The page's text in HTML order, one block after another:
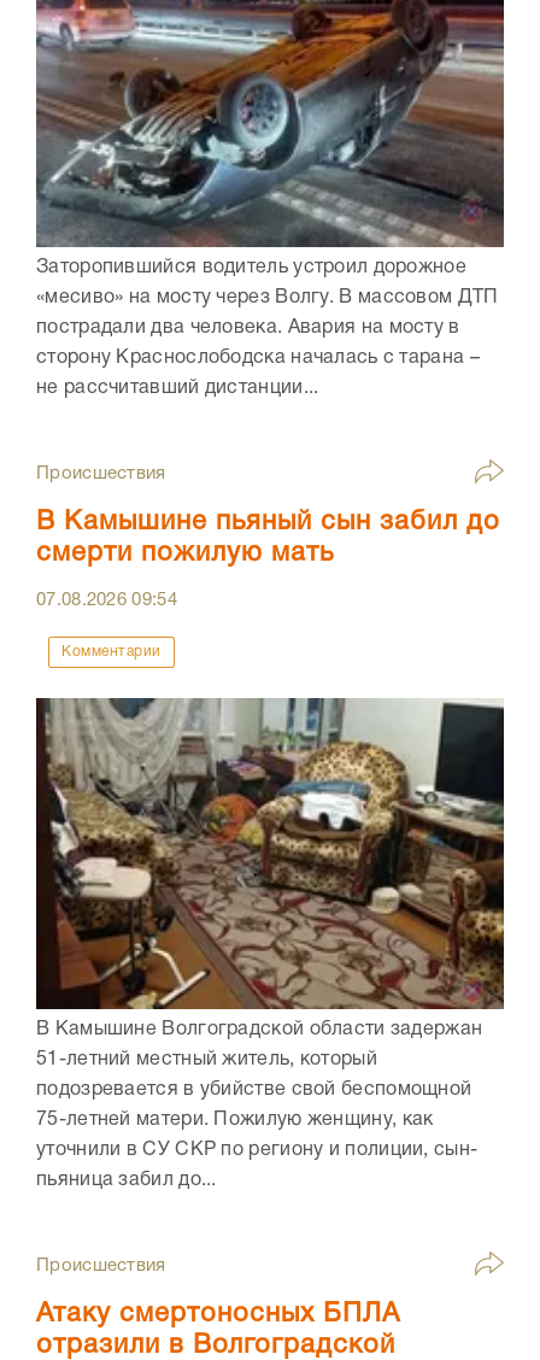
Заторопившийся водитель устроил дорожное
«месиво» на мосту через Волгу. В массовом ДТП
пострадали два человека. Авария на мосту в
сторону Краснослободска началась с тарана –
не рассчитавший дистанции...
Происшествия
В Камышине пьяный сын забил до
смерти пожилую мать
07.08.202609:54
Комментарии
В Камышине Волгоградской области задержан
51-летний местный житель, который
подозревается в убийстве свой беспомощной
75-летней матери. Пожилую женщину, как
уточнили в СУ СКР по региону и полиции, сын-
пьяница забил до...
Происшествия
Атаку смертоносных БПЛА
отразили в Волгоградской